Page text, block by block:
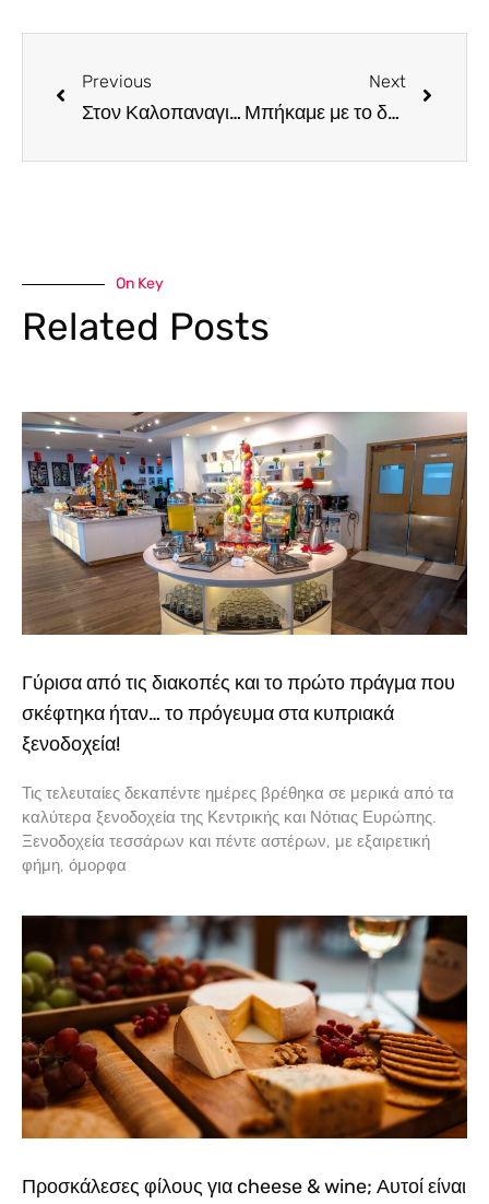
Previous
Στον Καλοπαναγιώτη θα ανέβεις και για υψηλή γαστρονομία
Next
Μπήκαμε με το δεξί στην Μπού Μπού του Μάριου Πρίαμου και έχουμε πολλά να σου πούμε
On Key
Related Posts
Γύρισα από τις διακοπές και το πρώτο πράγμα που
σκέφτηκα ήταν… το πρόγευμα στα κυπριακά
ξενοδοχεία!
Τις τελευταίες δεκαπέντε ημέρες βρέθηκα σε μερικά από τα
καλύτερα ξενοδοχεία της Κεντρικής και Νότιας Ευρώπης.
Ξενοδοχεία τεσσάρων και πέντε αστέρων, με εξαιρετική
φήμη, όμορφα
Προσκάλεσες φίλους για cheese & wine; Αυτοί είναι